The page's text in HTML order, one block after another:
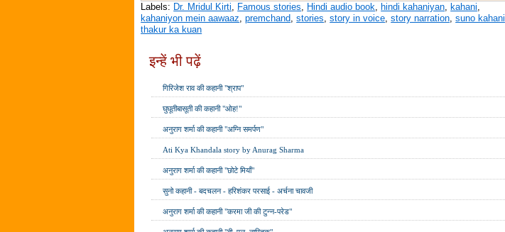
Labels: Dr. Mridul Kirti Famous stories Hindi audio book ,hindi kahaniyan ,kahani
kahaniyon mein aawaaz ,premchand ,stories ,story in voice ,story narration ,suno kahani
thakur ka kuan
इन्हें भी पढ़ें
गिरिजेश राव की कहानी "श्राप"
घुघूतीबासूती की कहानी "ओह!"
अनुराग शर्मा की कहानी "अग्नि समर्पण"
Ati Kya Khandala story by Anurag Sharma
अनुराग शर्मा की कहानी "छोटे मियाँ"
सुनो कहानी - बदचलन - हरिशंकर परसाई - अर्चना चावजी
अनुराग शर्मा की कहानी "करमा जी की टुन्न-परेड"